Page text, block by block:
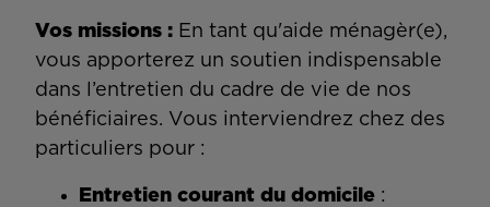
Vos missions : En tant qu'aide ménagèr(e),
vous apporterez un soutien indispensable
dans l’entretien du cadre de vie de nos
bénéficiaires. Vous interviendrez chez des
particuliers pour :
Entretien courant du domicile :